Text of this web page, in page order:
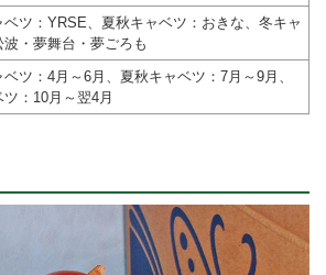
ベツ：YRSE、夏秋キャベツ：おきな、冬キャ
波・夢舞台・夢ごろも
ツ：4月～6月、夏秋キャベツ：7月～9月、
：10月～翌4月